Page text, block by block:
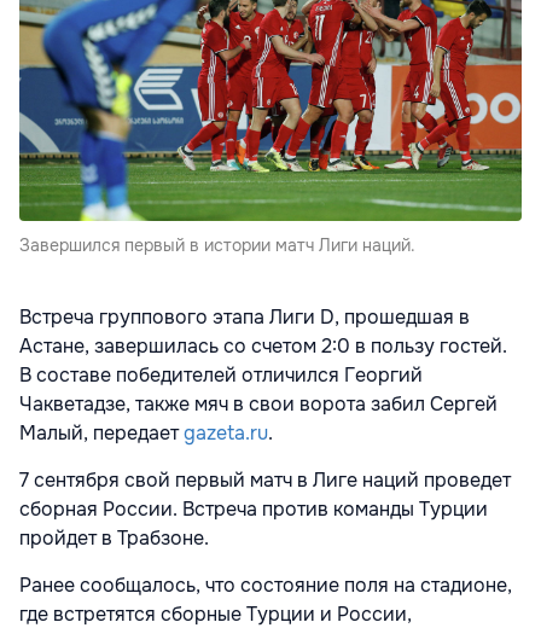
Завершился первый в истории матч Лиги наций.
Встреча группового этапа Лиги D, прошедшая в
Астане, завершилась со счетом 2:0 в пользу гостей.
В составе победителей отличился Георгий
Чакветадзе, также мяч в свои ворота забил Сергей
Малый, передаетgazeta.ru.
7 сентября свой первый матч в Лиге наций проведет
сборная России. Встреча против команды Турции
пройдет в Трабзоне.
Ранее сообщалось, что состояние поля на стадионе,
где встретятся сборные Турции и России,